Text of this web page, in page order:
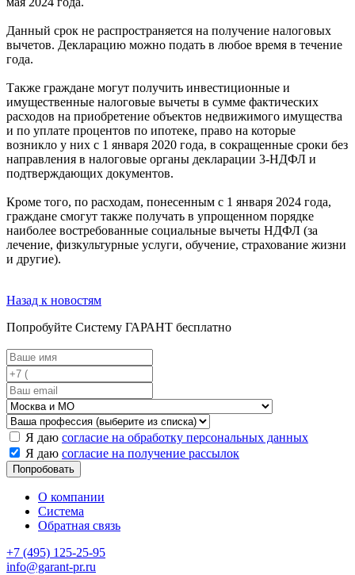
Данный срок не распространяется на получение налоговых
вычетов. Декларацию можно подать в любое время в течение
года.
Также граждане могут получить инвестиционные и
имущественные налоговые вычеты в сумме фактических
расходов на приобретение объектов недвижимого имущества
и по уплате процентов по ипотеке, право на которые
возникло у них с 1 января 2020 года, в сокращенные сроки без
направления в налоговые органы декларации 3-НДФЛ и
подтверждающих документов.
Кроме того, по расходам, понесенным с 1 января 2024 года,
граждане смогут также получать в упрощенном порядке
наиболее востребованные социальные вычеты НДФЛ (за
лечение, физкультурные услуги, обучение, страхование жизни
и другие).
Назад к новостям
Попробуйте Систему ГАРАНТ бесплатно
Я даю согласие на обработку персональных данных
Я даю согласие на получение рассылок
Попробовать
О компании
Система
Обратная связь
+7 (495) 125‑25‑95
info@garant-pr.ru